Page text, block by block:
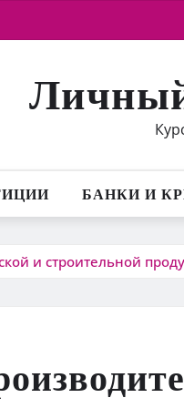
БАНКИ И
и строительной